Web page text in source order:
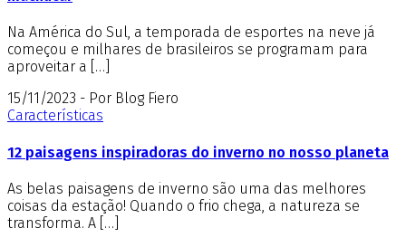
Na América do Sul, a temporada de esportes na neve já
começou e milhares de brasileiros se programam para
aproveitar a […]
15/11/2023 - Por Blog Fiero
Características
12 paisagens inspiradoras do inverno no nosso planeta
As belas paisagens de inverno são uma das melhores
coisas da estação! Quando o frio chega, a natureza se
transforma. A […]